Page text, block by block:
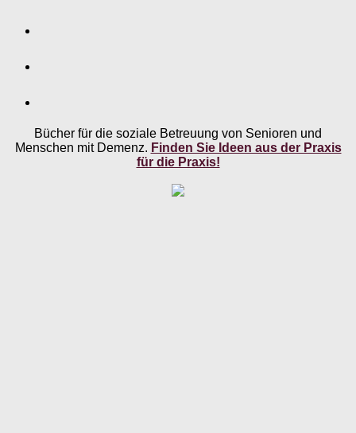
Bücher für die soziale Betreuung von Senioren und
Menschen mit Demenz. Finden Sie Ideen aus der Praxis
für die Praxis!